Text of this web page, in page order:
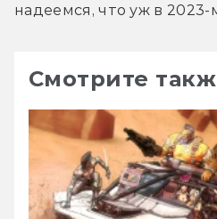
надеемся, что уж в 2023-
Смотрите